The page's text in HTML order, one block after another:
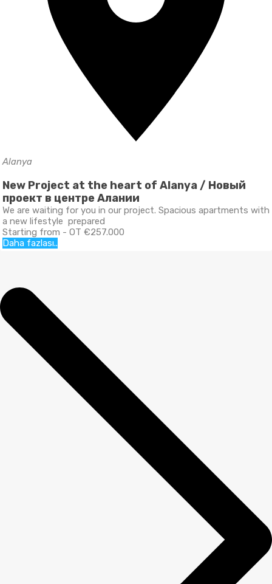
Alanya
New Project at the heart of Alanya / Новый
проект в центре Алании
We are waiting for you in our project. Spacious apartments with
a new lifestyle prepared
Starting from - OT €257.000
Daha fazlası..
Alanya
Kestel – New Project
Projemiz Alanya şehrinin Kestel bölgesinde yer almaktadır.
Akdeniz sahiline 100 m mesafede, Süpermarketlere ve İlçenin
Başlayan fiyatlarla €185.000
Daha fazlası..
Cyprus – New Project
Kompleks Lefke şehrinin Güzelyurt ilçesine bağlı olacaktır.
Denize Sıfır Lefke Avrupa Üniversitesine 6 km Girne
Başlangıç Fiyatı €71.000
Daha fazlası..